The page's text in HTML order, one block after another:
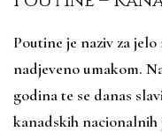
Poutine je naziv za
nadjeveno umakom.
godina te se danas
kanadskih nacionalnih